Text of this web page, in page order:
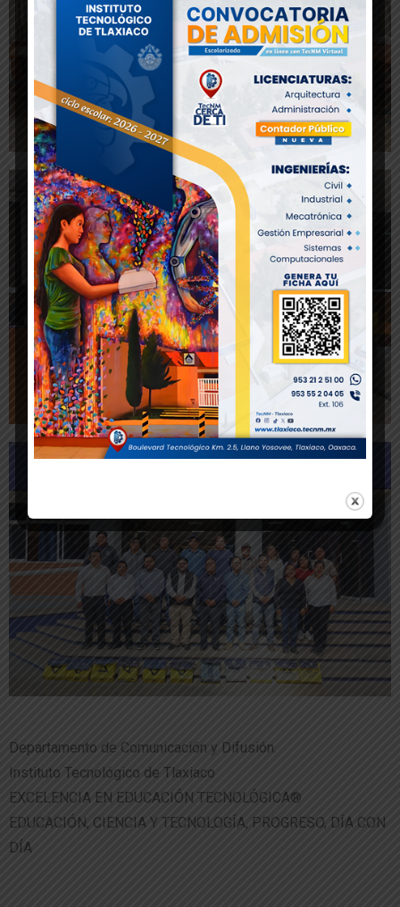
Departamento de Comunicación y Difusión.
Instituto Tecnológico de Tlaxiaco
EXCELENCIA EN EDUCACIÓN TECNOLÓGICA®
EDUCACIÓN, CIENCIA Y TECNOLOGÍA, PROGRESO, DÍA CON
DÍA